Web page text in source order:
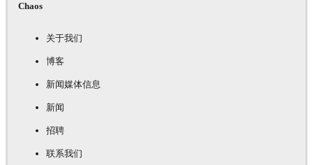
Chaos
关于我们
博客
新闻媒体信息
新闻
招聘
联系我们